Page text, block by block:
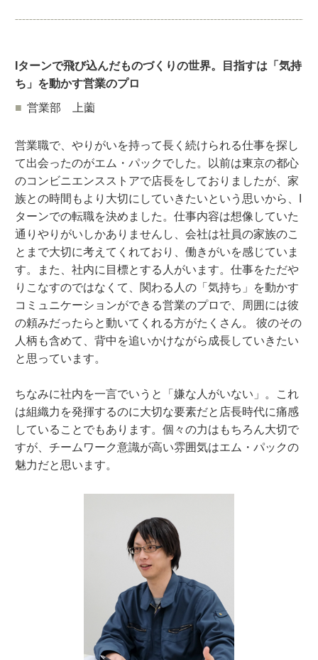
Iターンで飛び込んだものづくりの世界。目指すは「気持
ち」を動かす営業のプロ
営業部 上薗
営業職で、やりがいを持って長く続けられる仕事を探し
て出会ったのがエム・パックでした。以前は東京の都心
のコンビニエンスストアで店長をしておりましたが、家
族との時間もより大切にしていきたいという思いから、I
ターンでの転職を決めました。仕事内容は想像していた
通りやりがいしかありませんし、会社は社員の家族のこ
とまで大切に考えてくれており、働きがいを感じていま
す。また、社内に目標とする人がいます。仕事をただや
りこなすのではなくて、関わる人の「気持ち」を動かす
コミュニケーションができる営業のプロで、周囲には彼
の頼みだったらと動いてくれる方がたくさん。 彼のその
人柄も含めて、背中を追いかけながら成長していきたい
と思っています。
ちなみに社内を一言でいうと「嫌な人がいない」。これ
は組織力を発揮するのに大切な要素だと店長時代に痛感
していることでもあります。個々の力はもちろん大切で
すが、チームワーク意識が高い雰囲気はエム・パックの
魅力だと思います。